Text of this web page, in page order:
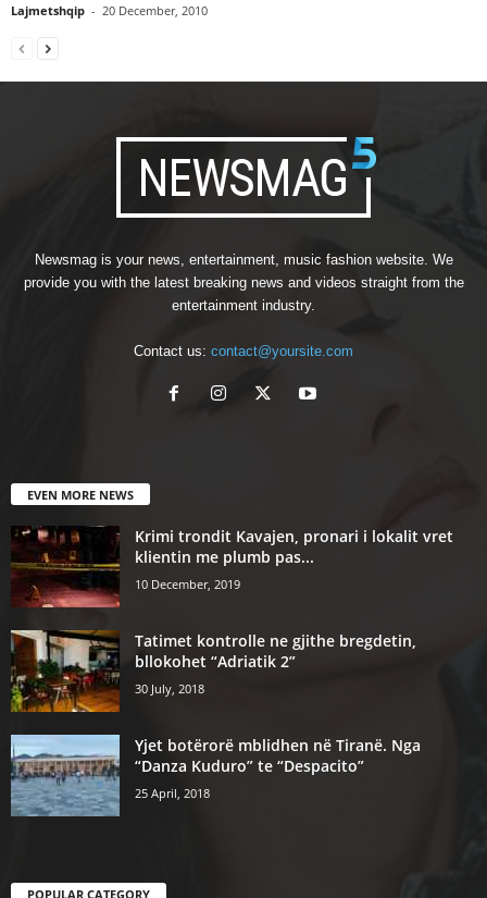
Lajmetshqip - 20 December, 2010
Newsmag is your news, entertainment, music fashion website. We
provide you with the latest breaking news and videos straight from the
entertainment industry.
Contact us: contact@yoursite.com
EVEN MORE NEWS
Krimi trondit Kavajen, pronari i lokalit vret
klientin me plumb pas...
10 December, 2019
Tatimet kontrolle ne gjithe bregdetin,
bllokohet “Adriatik 2”
30 July, 2018
Yjet botërorë mblidhen në Tiranë. Nga
“Danza Kuduro” te “Despacito”
25 April, 2018
POPULAR CATEGORY